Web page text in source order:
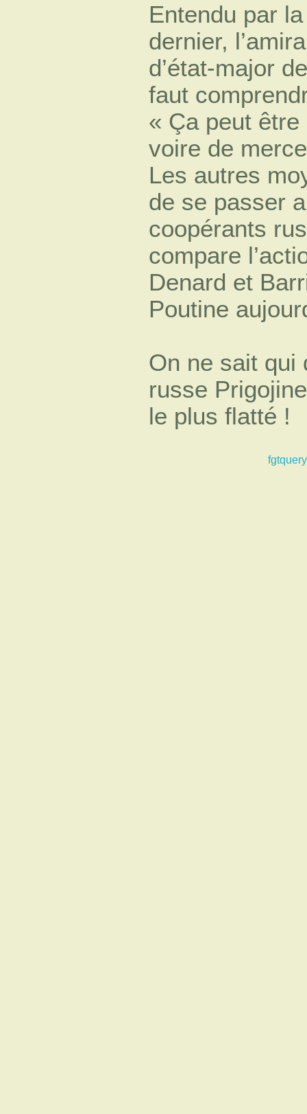
Entendu par
dernier,
d’état-major
faut
« Ça peut être
voire de
Les autres
de se passer
coopérants
compare
Denard et
Poutine
On ne sait qui
russe
le plus flatté !